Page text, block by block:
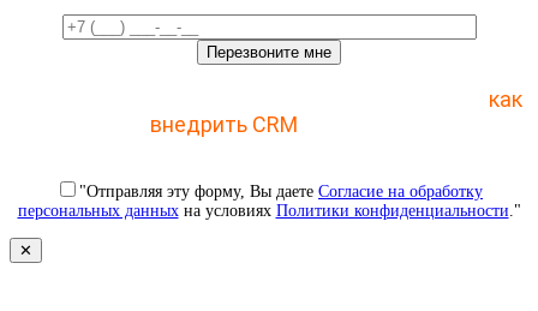
как
внедрить CRM
"Отправляя эту форму, Вы даете Согласие на обработку
персональных данныхна условиях Политики конфиденциальности ."
✕